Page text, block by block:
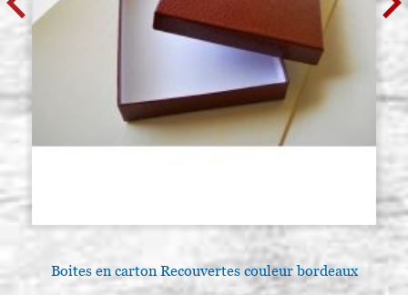
Boites en carton Recouvertes couleur bordeaux